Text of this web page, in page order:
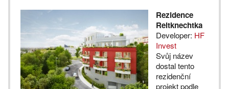
Rezidence
Reitknechtka
Developer: HF
Invest
Svůj název
dostal tento
rezidenční
projekt podle